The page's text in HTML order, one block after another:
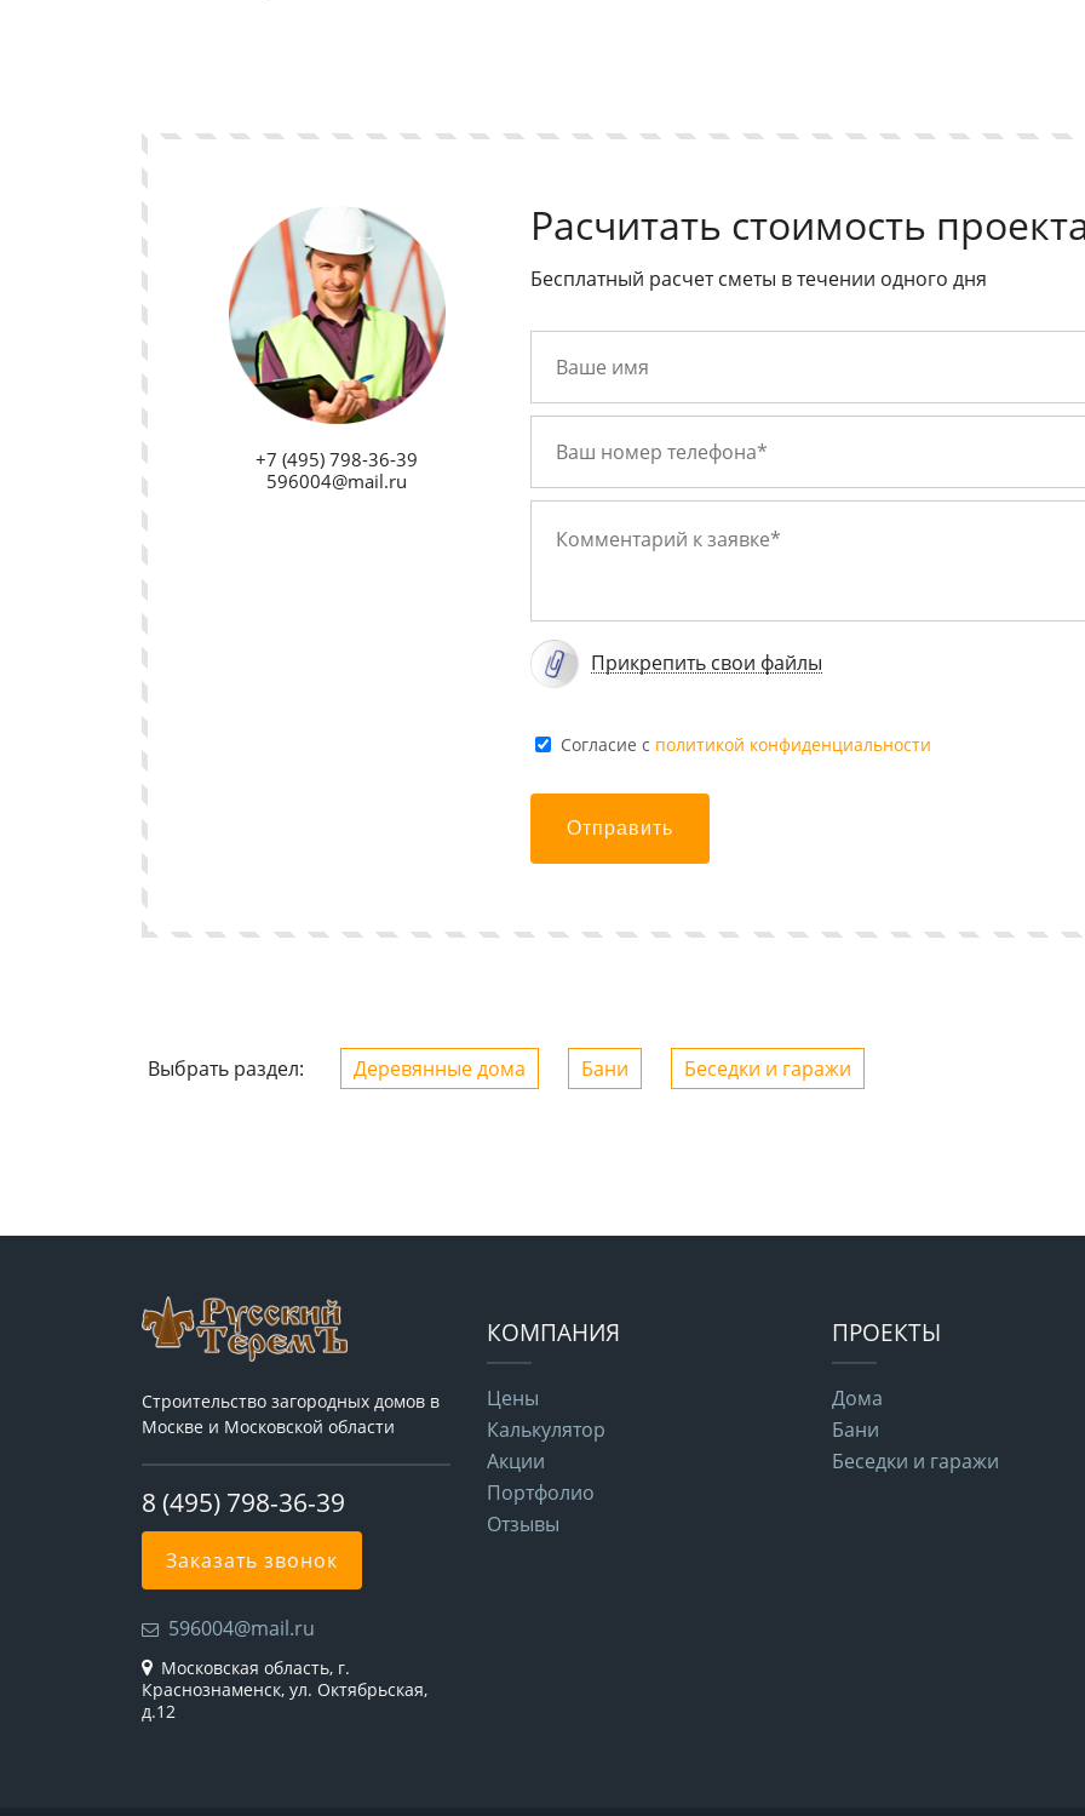
+7 (495) 798-36-39
596004@mail.ru
Расчитать стоимость
Бесплатный расчет сметы в течении одного дня
Прикрепить свои файлы
Cогласие с политикой конфиденциальности
Отправить
Выбрать раздел: Деревянные дома Бани Беседки и гаражи
Строительство загородных домов в
Москве и Московской области
8 (495) 798-36-39
Заказать звонок
596004@mail.ru
Московская область, г.
Краснознаменск, ул. Октябрьская,
д.12
КОМПАНИЯ
Цены
Калькулятор
Акции
Портфолио
Отзывы
ПРОЕКТЫ
Дома
Бани
Беседки и гаражи